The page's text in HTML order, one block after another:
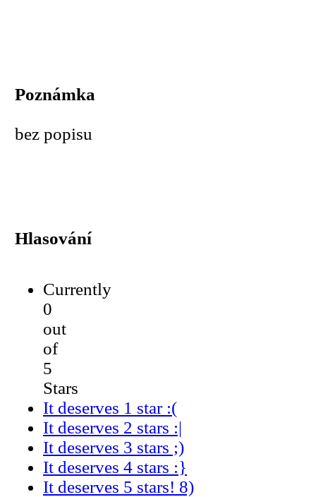
Poznámka
bez popisu
Hlasování
Currently
0
out
of
5
Stars
It deserves 1 star :(
It deserves 2 stars :|
It deserves 3 stars ;)
It deserves 4 stars :}
It deserves 5 stars! 8)